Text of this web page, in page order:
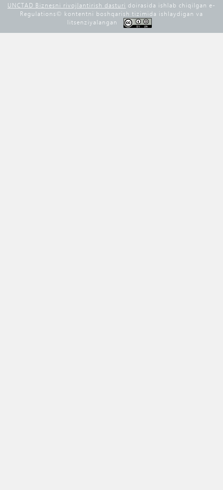
UNCTAD Biznesni rivojlantirish dasturi doirasida ishlab chiqilgan e-
Regulations©️ kontentni boshqarish tizimida ishlaydigan va
litsenziyalangan